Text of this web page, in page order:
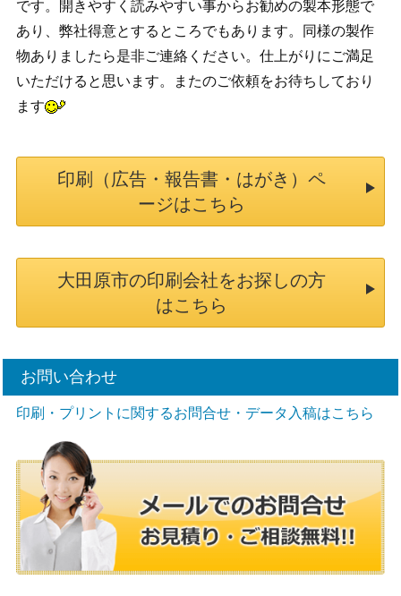
です。開きやすく読みやすい事からお勧めの製本形態で
あり、弊社得意とするところでもあります。同様の製作
物ありましたら是非ご連絡ください。仕上がりにご満足
いただけると思います。またのご依頼をお待ちしており
ます
印刷（広告・報告書・はがき）ペ
ージはこちら
大田原市の印刷会社をお探しの方
はこちら
お問い合わせ
印刷・プリントに関するお問合せ・データ入稿はこちら